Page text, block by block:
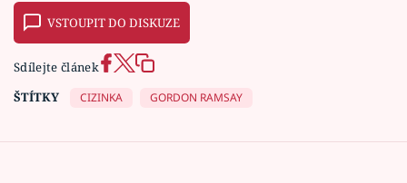
VSTOUPIT DO DISKUZE
Sdílejte článek
ŠTÍTKY
CIZINKA GORDON RAMSAY